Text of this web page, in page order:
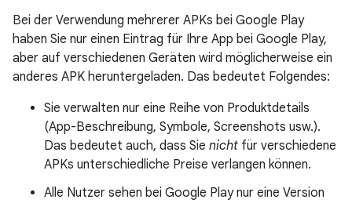
Bei der Verwendung mehrerer APKs bei Google Play
haben Sie nur einen Eintrag für Ihre App bei Google Play,
aber auf verschiedenen Geräten wird möglicherweise ein
anderes APK heruntergeladen. Das bedeutet Folgendes:
Sie verwalten nur eine Reihe von Produktdetails
(App-Beschreibung, Symbole, Screenshots usw.).
Das bedeutet auch, dass Sie nicht für verschiedene
APKs unterschiedliche Preise verlangen können.
Alle Nutzer sehen bei Google Play nur eine Version